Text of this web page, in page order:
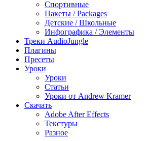
Спортивные
Пакеты / Packages
Детские / Школьные
Инфографика / Элементы
Треки AudioJungle
Плагины
Пресеты
Уроки
Уроки
Статьи
Уроки от Andrew Kramer
Скачать
Adobe After Effects
Текстуры
Разное